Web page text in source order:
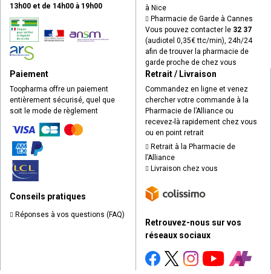
13h00 et de 14h00 à 19h00
à Nice
Pharmacie de Garde à Cannes
Vous pouvez contacter le 32 37
(audiotel 0,35€ ttc/min), 24h/24
afin de trouver la pharmacie de
garde proche de chez vous
Paiement
Toopharma offre un paiement
entièrement sécurisé, quel que
soit le mode de règlement
Conseils pratiques
Réponses à vos questions (FAQ)
Retrait / Livraison
Commandez en ligne et venez
chercher votre commande à la
Pharmacie de l’Alliance ou
recevez-là rapidement chez vous
ou en point retrait
Retrait à la Pharmacie de
l’Alliance
Livraison chez vous
Retrouvez-nous sur vos
réseaux sociaux